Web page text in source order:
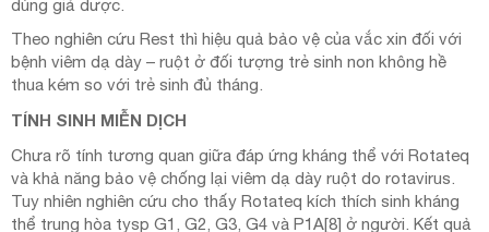
dùng giả dược.
Theo nghiên cứu Rest thì hiệu quả bảo vệ của vắc xin đối với
bệnh viêm dạ dày – ruột ở đối tượng trẻ sinh non không hề
thua kém so với trẻ sinh đủ tháng.
TÍNH SINH MIỄN DỊCH
Chưa rõ tính tương quan giữa đáp ứng kháng thể với Rotateq
và khả năng bảo vệ chống lại viêm dạ dày ruột do rotavirus.
Tuy nhiên nghiên cứu cho thấy Rotateq kích thích sinh kháng
thể trung hòa tysp G1, G2, G3, G4 và P1A[8] ở người. Kết quả